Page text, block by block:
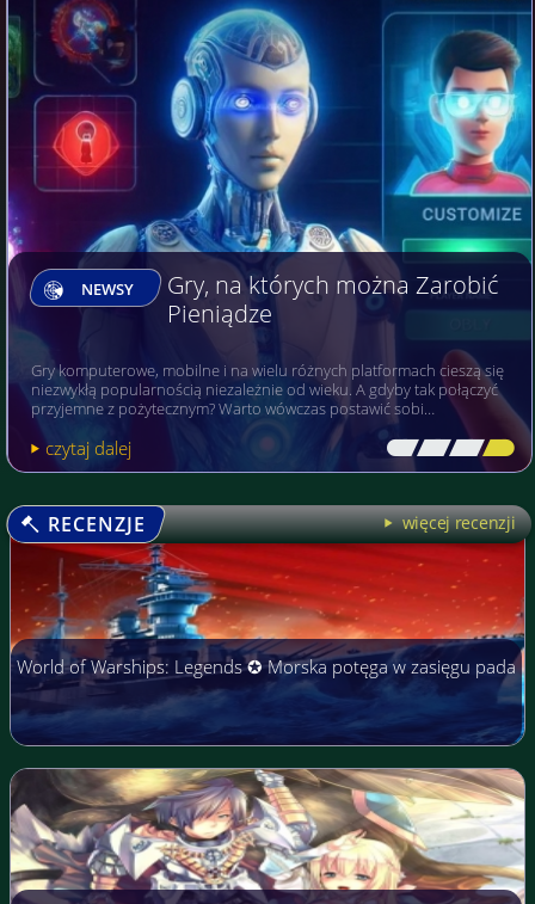
NEWSY
Gry, na których można Zarobić
Pieniądze
Gry komputerowe, mobilne i na wielu różnych platformach cieszą się
niezwykłą popularnością niezależnie od wieku. A gdyby tak połączyć
przyjemne z pożytecznym? Warto wówczas postawić sobi…
czytaj dalej [\ \\ \\ \]
RECENZJE więcej recenzji
World of Warships: Legends ✪ Morska potęga w zasięgu pada